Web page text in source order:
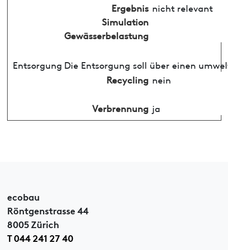
Ergebnis
Simulation
Gewässerbelastung
nicht relevant
Entsorgung Die Entsorgung soll über einen
Recycling nein
Verbrennung ja
ecobau
Röntgenstrasse 44
8005 Zürich
T 044 241 27 40